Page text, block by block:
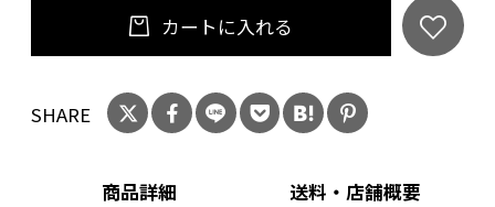
カートに入れる
SHARE
商品詳細 送料・店舗概要